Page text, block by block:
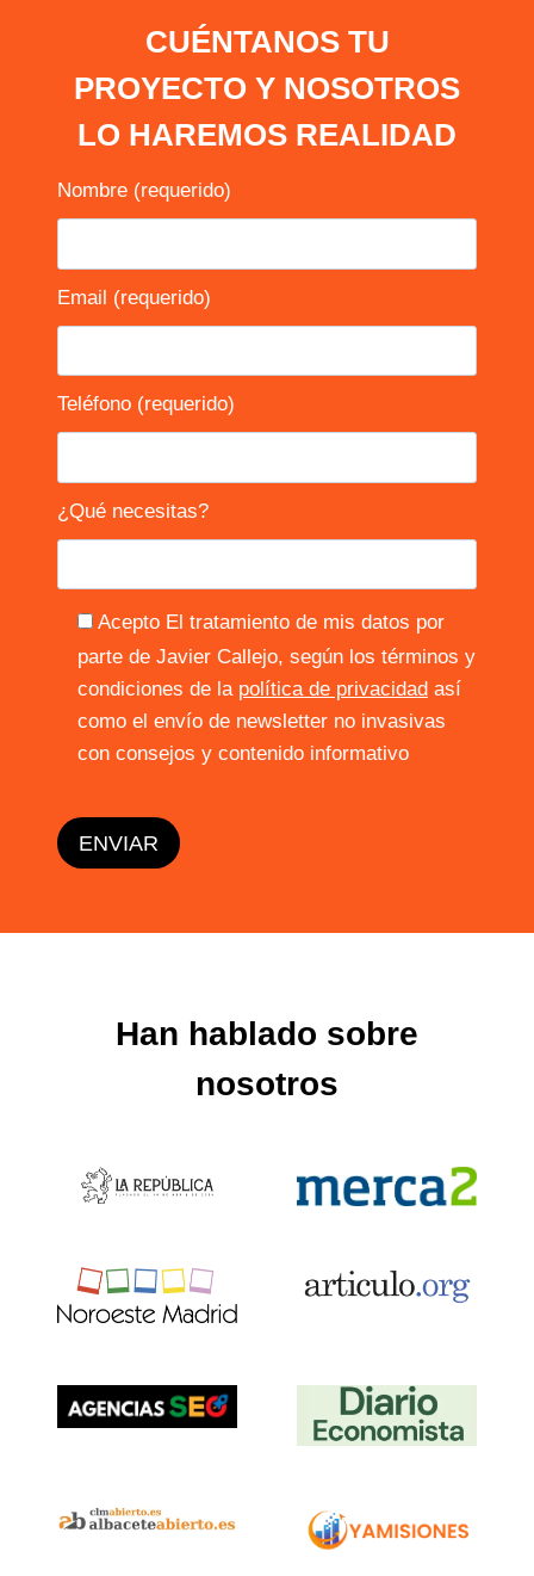
CUÉNTANOS TU
PROYECTO Y NOSOTROS
LO HAREMOS REALIDAD
Nombre (requerido)
Email (requerido)
Teléfono (requerido)
¿Qué necesitas?
Acepto El tratamiento de mis datos por
parte de Javier Callejo, según los términos y
condiciones de la política de privacidad así
como el envío de newsletter no invasivas
con consejos y contenido informativo
Han hablado sobre
nosotros